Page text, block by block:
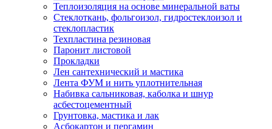
Теплоизоляция на основе минеральной ваты
Стеклоткань, фольгоизол, гидростеклоизол и
стеклопластик
Техпластина резиновая
Паронит листовой
Прокладки
Лен сантехнический и мастика
Лента ФУМ и нить уплотнительная
Набивка сальниковая, каболка и шнур
асбестоцементный
Грунтовка, мастика и лак
Асбокартон и пергамин